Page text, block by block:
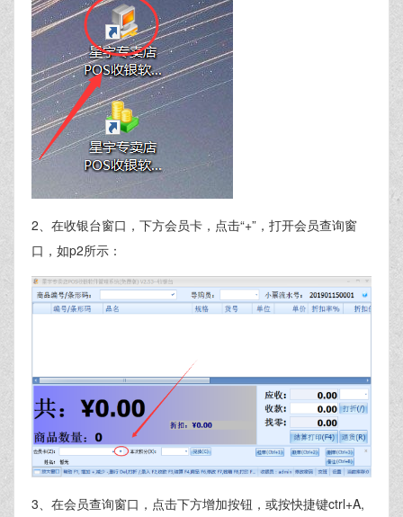
2、在收银台窗口，下方会员卡，点击“+”，打开会员查询窗
口，如p2所示：
3、在会员查询窗口，点击下方增加按钮，或按快捷键ctrl+A,